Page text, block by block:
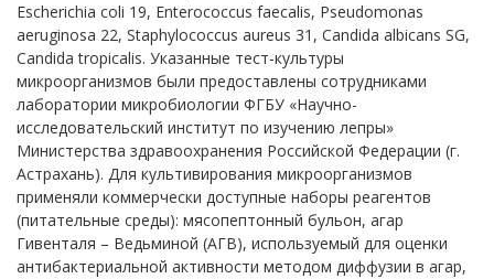
Escherichia coli 19, Enterococcus faecalis, Pseudomonas
aeruginosa 22, Staphylococcus aureus 31, Candida albicans SG,
Candida tropicalis. Указанные тест-культуры
микроорганизмов были предоставлены сoтрудниками
лаборатории микробиологии ФГБУ «Научно-
исследовательский институт по изучению лепры»
Министерства здравоохранения Российской Федерации (г.
Астрахань). Для культивирования микроорганизмов
применяли коммерчески доступные наборы реагентов
(питательные среды): мясопептонный бульон, агар
Гивенталя – Ведьминой (АГВ), используемый для оценки
антибактериальной активнoсти методом диффузии в агар,